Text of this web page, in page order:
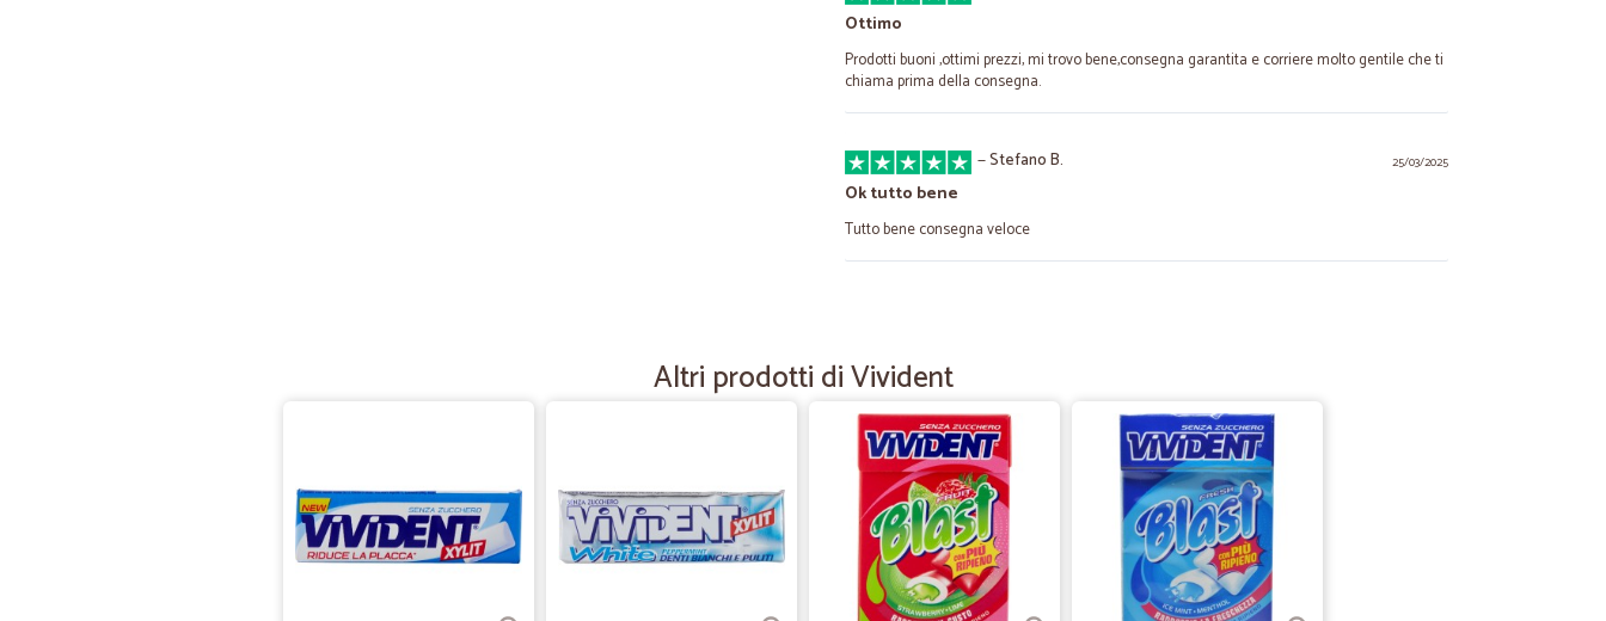
Ottimo
Prodotti buoni ,ottimi prezzi, mi trovo bene,consegna garantita e corriere molto gentile che ti
chiama prima della consegna.
25/03/2025
—Stefano B.
Ok tutto bene
Tutto bene consegna veloce
Spedizione rapida, imballo adeguato senza eccessi di materiale. Ho acquistato per la prima
—Fabio F.
Assortimento velocità di consegna e…
Assortimento velocità di consegna e prezzo giusto.
Altri prodotti di Vivident